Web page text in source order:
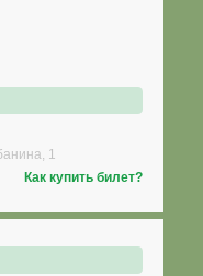
1
Как купить билет?